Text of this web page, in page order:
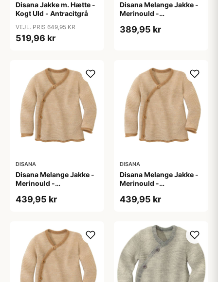
Disana Jakke m. Hætte -
Kogt Uld - Antracitgrå
VEJL. PRIS 649,95 KR
519,96 kr
Disana Melange Jakke -
Merinould -
389,95 kr
DISANA
Disana Melange Jakke -
Merinould -
439,95 kr
DISANA
Disana Melange Jakke -
Merinould -
439,95 kr